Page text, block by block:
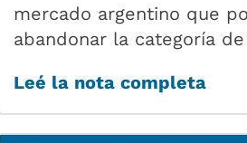
mercado argentino que
abandonar la categoría de
Leé la nota completa